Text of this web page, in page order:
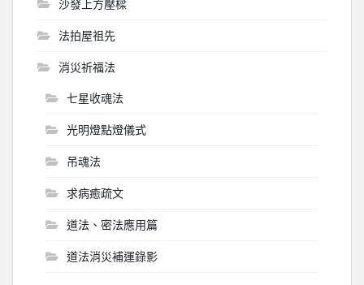
沙發上方壓樑
法拍屋祖先
消災祈福法
七星收魂法
光明燈點燈儀式
吊魂法
求病癒疏文
道法、密法應用篇
道法消災補運錄影